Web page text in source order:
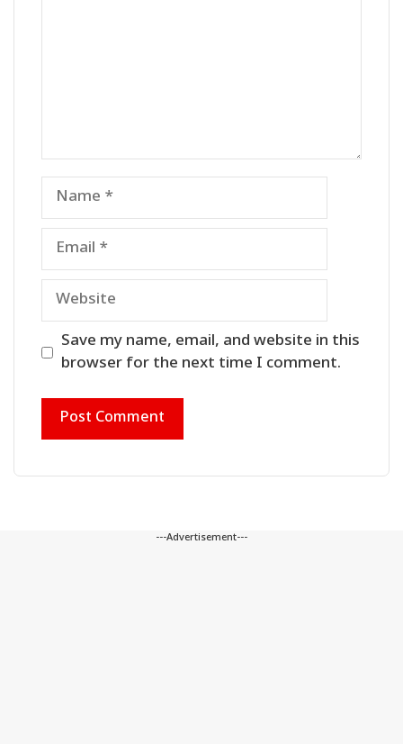
Name
Email
Website
Save my name, email, and website in this
browser for the next time I comment.
---Advertisement---